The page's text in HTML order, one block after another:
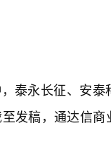
泰永长征、安
发稿，通达信